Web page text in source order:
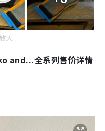
and...全系列售价详情